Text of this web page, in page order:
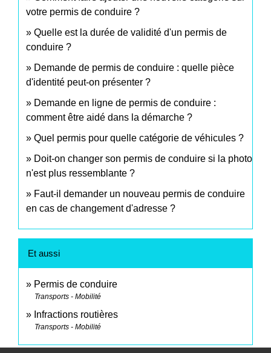
votre permis de conduire ?
Quelle est la durée de validité d'un permis de
conduire ?
Demande de permis de conduire : quelle pièce
d'identité peut-on présenter ?
Demande en ligne de permis de conduire :
comment être aidé dans la démarche ?
Quel permis pour quelle catégorie de véhicules ?
Doit-on changer son permis de conduire si la photo
n'est plus ressemblante ?
Faut-il demander un nouveau permis de conduire
en cas de changement d'adresse ?
Et aussi
Permis de conduire
Transports - Mobilité
Infractions routières
Transports - Mobilité